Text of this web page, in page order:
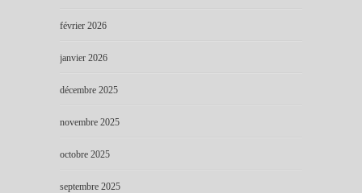
février 2026
janvier 2026
décembre 2025
novembre 2025
octobre 2025
septembre 2025